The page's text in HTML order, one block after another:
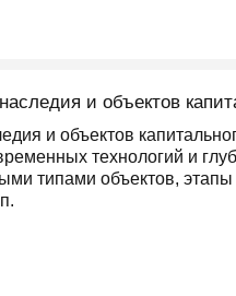
и объектов
и объектов
технологий и
типами объектов, этапы